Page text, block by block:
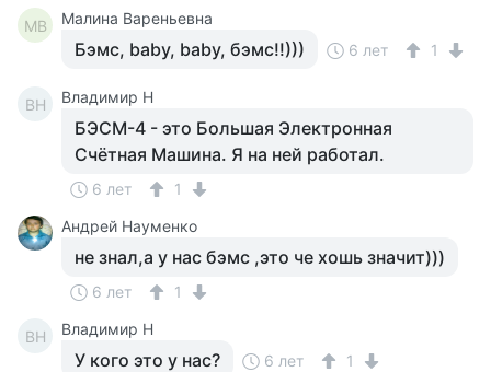
МВ Малина Вареньевна
Бэмс, baby, baby, бэмс!!))) 6 лет 1
ВН Владимир Н
БЭСМ-4 - это Большая Электронная
Счётная Машина. Я на ней работал.
6 лет
1
Андрей Науменко
не знал,а у нас бэмс ,это че хошь значит)))
6 лет 1
ВН Владимир Н
У кого это у нас? 6 лет 1